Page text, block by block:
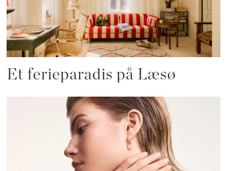
Et ferieparadis på Læsø